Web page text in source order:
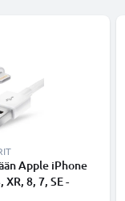
Apple iPhone
XR, 8, 7, SE -